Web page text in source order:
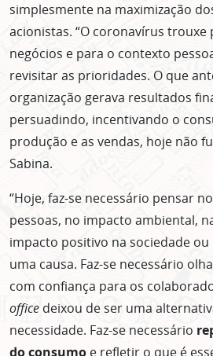
simplesmente na maximização
acionistas. “O coronavírus
negócios e para o contexto
revisitar as prioridades. O que
organização gerava resultados
persuadindo, incentivando o
produção e as vendas, hoje não
Sabina.
“Hoje, faz-se necessário pensar
pessoas, no impacto ambiental,
impacto positivo na sociedade
uma causa. Faz-se necessário
com confiança para os
office deixou de ser uma
necessidade. Faz-se necessário
do consumo e refletir o que é
ASSINE
NOSSA